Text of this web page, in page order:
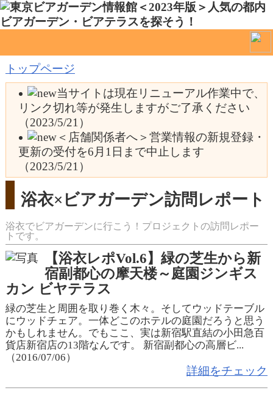
トップページ
当サイトは現在リニューアル作業中で、
リンク切れ等が発生しますがご了承ください
（2023/5/21）
＜店舗関係者へ＞営業情報の新規登録・
更新の受付を6月1日まで中止します
（2023/5/21）
浴衣×ビアガーデン訪問レポート
浴衣でビアガーデンに行こう！プロジェクトの訪問レポー
トです。
【浴衣レポVol.6】緑の芝生から新
宿副都心の摩天楼～庭園ジンギス
カン ビヤテラス
緑の芝生と周囲を取り巻く木々。そしてウッドテーブル
にウッドチェア。一体どこのホテルの庭園だろうと思う
かもしれません。でもここ、実は新宿駅直結の小田急百
貨店新宿店の13階なんです。 新宿副都心の高層ビ...
（2016/07/06）
詳細をチェック